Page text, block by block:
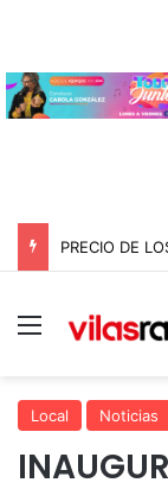
Menú
Local Noticias